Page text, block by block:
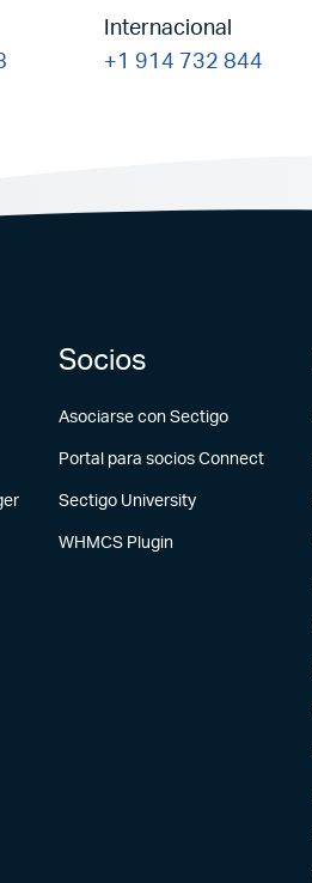
Internacional
+1 914 732 844
Socios
Asociarse con Sectigo
Portal para socios Connect
Sectigo University
WHMCS Plugin